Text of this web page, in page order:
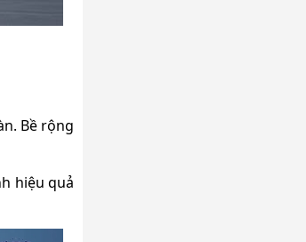
Bề rộng
hiệu quả